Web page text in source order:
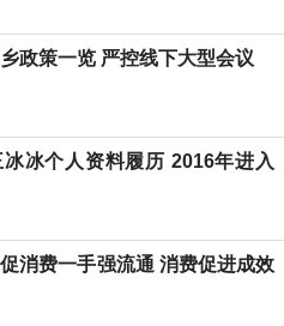
政策一览 严控线下大型会议
冰个人资料履历 2016年进入
消费一手强流通 消费促进成效